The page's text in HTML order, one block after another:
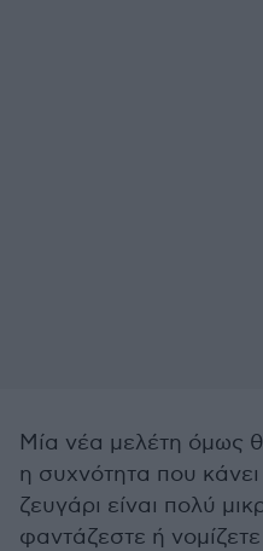
Μία νέα μελέτη όμως
η συχνότητα που
ζευγάρι είναι πολύ
φαντάζεστε ή